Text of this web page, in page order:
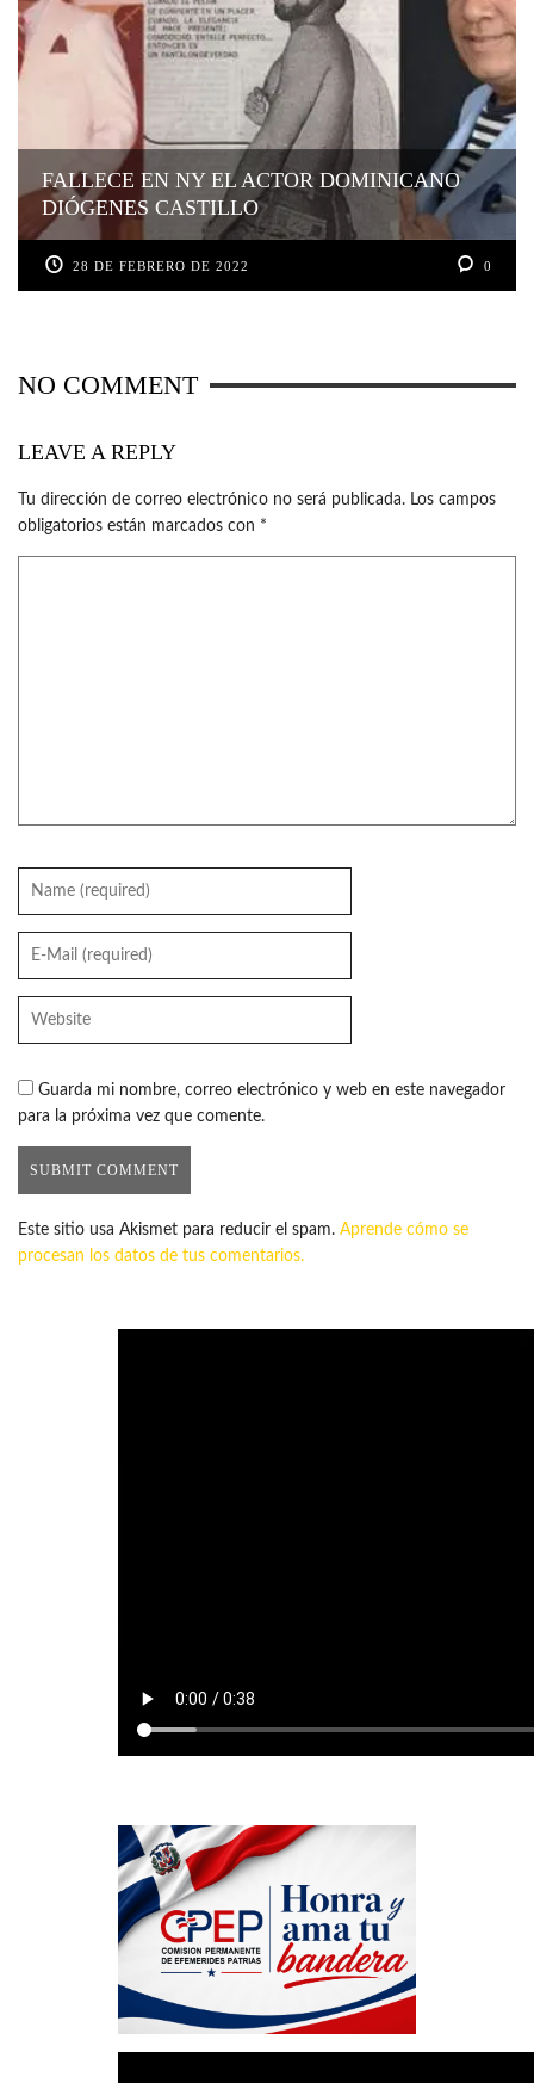
FALLECE EN NY EL ACTOR DOMINICANO
DIÓGENES CASTILLO
28 DE FEBRERO DE 2022 0
NO COMMENT
LEAVE A REPLY
Tu dirección de correo electrónico no será publicada. Los campos
obligatorios están marcados con *
Guarda mi nombre, correo electrónico y web en este navegador
para la próxima vez que comente.
Este sitio usa Akismet para reducir el spam. Aprende cómo se
procesan los datos de tus comentarios.